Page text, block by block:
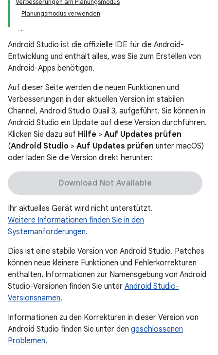
Verbesserungen am Planungsmodus
Planungsmodus verwenden
Android Studio ist die offizielle IDE für die Android-
Entwicklung und enthält alles, was Sie zum Erstellen von
Android-Apps benötigen.
Auf dieser Seite werden die neuen Funktionen und
Verbesserungen in der aktuellen Version im stabilen
Channel, Android Studio Quail 3, aufgeführt. Sie können in
Android Studio ein Update auf diese Version durchführen.
Klicken Sie dazu auf Hilfe > Auf Updates prüfen
(Android Studio > Auf Updates prüfen unter macOS)
oder laden Sie die Version direkt herunter:
Download Not Available
Ihr aktuelles Gerät wird nicht unterstützt.
Weitere Informationen finden Sie in den
Systemanforderungen.
Dies ist eine stabile Version von Android Studio. Patches
können neue kleinere Funktionen und Fehlerkorrekturen
enthalten. Informationen zur Namensgebung von Android
Studio-Versionen finden Sie unter Android Studio-
Versionsnamen.
Informationen zu den Korrekturen in dieser Version von
Android Studio finden Sie unter den geschlossenen
Problemen.